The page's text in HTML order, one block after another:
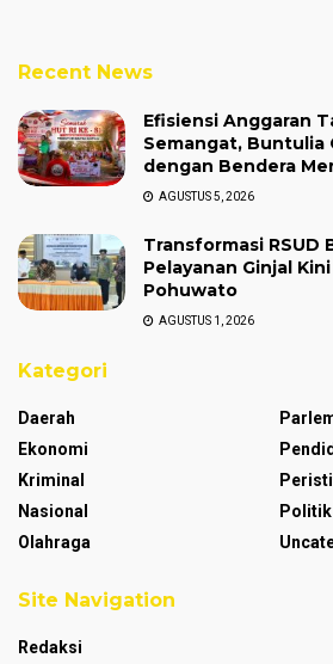
Recent News
Efisiensi Anggaran
Semangat, Buntulia
dengan Bendera
AGUSTUS 5, 2026
Transformasi RSUD
Pelayanan Ginjal
Pohuwato
AGUSTUS 1, 2026
Kategori
Daerah
Ekonomi
Kriminal
Nasional
Olahraga
Politik
Site Navigation
Redaksi